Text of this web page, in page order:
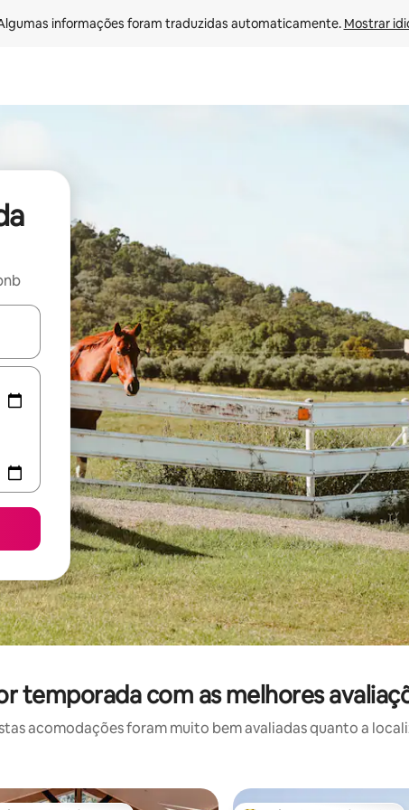
informações foram traduzidas automaticamente. Mostrar
os usando as seta para cima e para baixo do teclado ou
temporada com as melhores
acomodações foram muito bem avaliadas quanto a